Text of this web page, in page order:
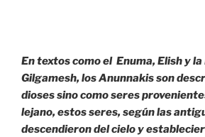
En textos como el Enuma, Elish y la
Gilgamesh, los Anunnakis son
dioses sino como seres
lejano, estos seres, según las
descendieron del cielo y